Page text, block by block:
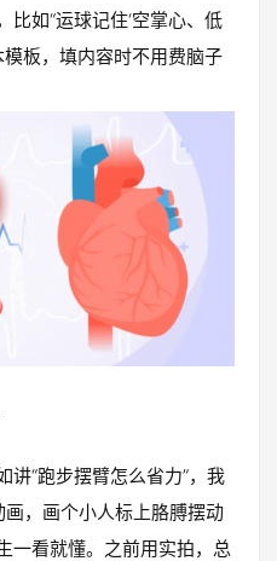
如“运球记住‘空掌心、低
模板，填内容时不用费脑子
讲“跑步摆臂怎么省力”，我
，画个小人标上胳膊摆动
一看就懂。之前用实拍，总